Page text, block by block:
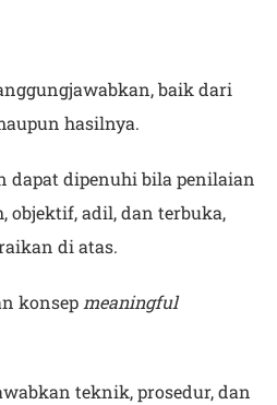
baik dari
hasilnya.
dapat dipenuhi bila penilaian
objektif, adil, dan terbuka,
di atas.
konsep meaningful
teknik, prosedur, dan